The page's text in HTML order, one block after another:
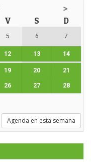
>
V S D
5 6 7
12 13 14
19 20 21
26 27 28
Agenda en esta semana